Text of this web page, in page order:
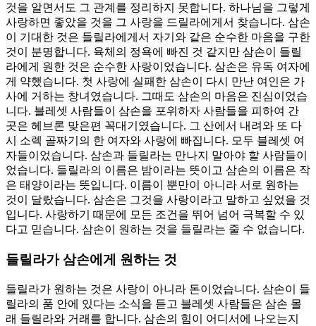
것을 알면서도 그 관계를 정리하지 못합니다. 하나님을 그렇게
사랑하면 좋았을 것을 그 사랑을 드릴라에게서 찾습니다. 삼손
이 기대한 것은 들릴라에게서 자기와 같은 순수한 마음을 구한
것이 분명합니다. 육체의 정욕에 빠진 것 같지만 삼손이 들릴
라에게 원한 것은 순수한 사랑이었습니다. 삼손은 유독 여자에
게 약했습니다. 첫 사랑에 실패한 삼손이 다시 만난 여인은 가
사에 거하는 창녀였습니다. 그때도 삼손의 마음은 진심이었습
니다. 블레셋 사람들이 삼손을 포위하자 사람들을 피하여 간
곳은 헤브론 맞은편 꼭대기였습니다. 그 산에서 내려와 또 다
시 소렉 골짜기의 한 여자와 사랑에 빠집니다. 모두 블레셋 여
자들이었습니다. 삼손과 들릴라는 만나지 말아야 할 사람들이
었습니다. 들릴라의 이름은 밤이라는 뜻이고 삼손의 이름은 작
은 태양이라는 뜻입니다. 이름이 뿐만이 아니라 서로 원하는
것이 달랐습니다. 삼손은 그것을 사랑이라고 말하고 싶었을 것
입니다. 사랑하기 때문에 모든 조건을 뛰어 넘어 극복할 수 있
다고 믿습니다. 삼손이 원하는 것을 들릴라는 줄 수 없습니다.
들릴라가 삼손에게 원하는 것
들릴라가 원하는 것은 사랑이 아니라 돈이었습니다. 삼손이 들
릴라의 품 안에 있다는 소식을 듣고 블레셋 사람들은 삼손 몰
래 들릴라와 거래를 합니다. 삼손의 힘이 어디서에 나오는지